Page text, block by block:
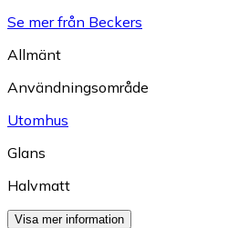
Se mer från Beckers
Allmänt
Användningsområde
Utomhus
Glans
Halvmatt
Visa mer information